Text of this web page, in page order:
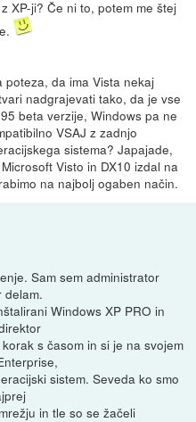
XP-ji? Če ni to, potem me štej
poteza, da ima Vista nekaj
nadgrajevati tako, da je vse
beta verzije, Windows pa ne
VSAJ z zadnjo
sistema? Japajade,
Visto in DX10 izdal na
na najbolj ogaben način.
Sam sem administrator
delam.
Windows XP PRO in
s časom in si je na svojem
sistem. Seveda ko smo
in tle so se žačeli